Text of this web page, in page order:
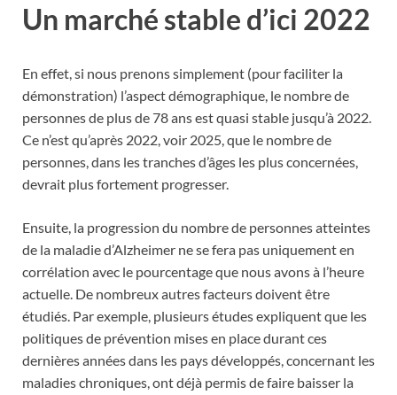
Un marché stable d’ici 2022
En effet, si nous prenons simplement (pour faciliter la
démonstration) l’aspect démographique, le nombre de
personnes de plus de 78 ans est quasi stable jusqu’à 2022.
Ce n’est qu’après 2022, voir 2025, que le nombre de
personnes, dans les tranches d’âges les plus concernées,
devrait plus fortement progresser.
Ensuite, la progression du nombre de personnes atteintes
de la maladie d’Alzheimer ne se fera pas uniquement en
corrélation avec le pourcentage que nous avons à l’heure
actuelle. De nombreux autres facteurs doivent être
étudiés. Par exemple, plusieurs études expliquent que les
politiques de prévention mises en place durant ces
dernières années dans les pays développés, concernant les
maladies chroniques, ont déjà permis de faire baisser la